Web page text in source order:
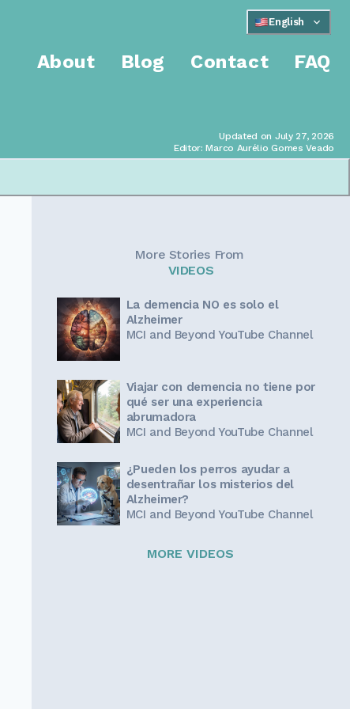
English
Updated on July 27, 2026
Editor: Marco Aurélio Gomes Veado
About Blog Contact FAQ
More Stories From
VIDEOS
La demencia NO es solo el
Alzheimer
MCI and Beyond YouTube Channel
Viajar con demencia no tiene por
qué ser una experiencia
abrumadora
MCI and Beyond YouTube Channel
¿Pueden los perros ayudar a
desentrañar los misterios del
Alzheimer?
MCI and Beyond YouTube Channel
MORE VIDEOS